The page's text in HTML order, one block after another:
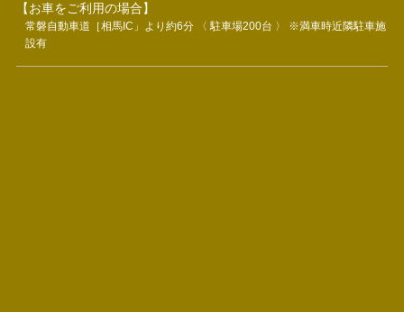
【お車をご利用の場合】
常磐自動車道［相馬IC」より約6分 〈 駐車場200台 〉 ※満車時近隣駐車施
設有